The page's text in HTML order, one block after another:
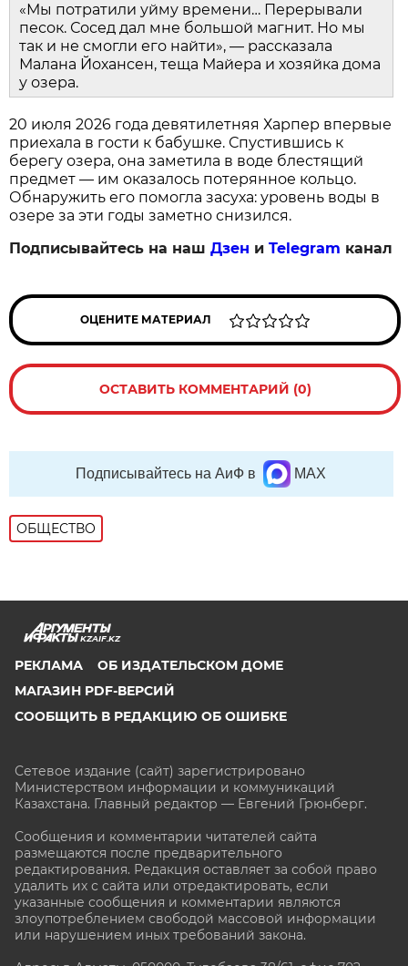
«Мы потратили уйму времени… Перерывали
песок. Сосед дал мне большой магнит. Но мы
так и не смогли его найти», — рассказала
Малана Йохансен, теща Майера и хозяйка дома
у озера.
20 июля 2026 года девятилетняя Харпер впервые
приехала в гости к бабушке. Спустившись к
берегу озера, она заметила в воде блестящий
предмет — им оказалось потерянное кольцо.
Обнаружить его помогла засуха: уровень воды в
озере за эти годы заметно снизился.
Подписывайтесь на нашДзен иTelegram канал
ОЦЕНИТЕ МАТЕРИАЛ
ОСТАВИТЬ КОММЕНТАРИЙ (0)
Подписывайтесь на АиФ в MAX
ОБЩЕСТВО
KZAIF.KZ
РЕКЛАМА
ОБ ИЗДАТЕЛЬСКОМ ДОМЕ
МАГАЗИН PDF-ВЕРСИЙ
СООБЩИТЬ В РЕДАКЦИЮ ОБ ОШИБКЕ
Сетевое издание (сайт) зарегистрировано
Министерством информации и коммуникаций
Казахстана. Главный редактор — Евгений Грюнберг.
Сообщения и комментарии читателей сайта
размещаются после предварительного
редактирования. Редакция оставляет за собой право
удалить их с сайта или отредактировать, если
указанные сообщения и комментарии являются
злоупотреблением свободой массовой информации
или нарушением иных требований закона.